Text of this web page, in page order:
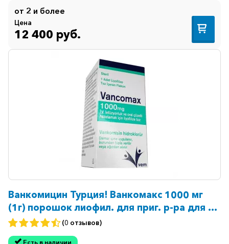
от 2 и более
Цена
12 400 руб.
Ванкомицин Турция! Ванкомакс 1000 мг
(1г) порошок лиофил. для приг. р-ра для в/
в инъекц. №1(0 отзывов)
Есть в наличии